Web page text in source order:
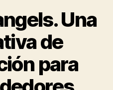
Una
de
para